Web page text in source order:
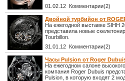
01.02.12 Комментарии(2)
Двойной турбийон от
На ежегодной выставке SIHH
представила новые
Tourbillon.
31.01.12 Комментарии(2)
Часы Pulsion от Roger
На ежегодном салоне
компания Roger Dubuis
Pulsion, в которую входят 2